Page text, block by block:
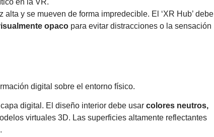
y se mueven de forma impredecible. El ‘XR Hub’ debe
opaco para evitar distracciones o la sensación
digital sobre el entorno físico.
digital. El diseño interior debe usar colores neutros,
virtuales 3D. Las superficies altamente reflectantes